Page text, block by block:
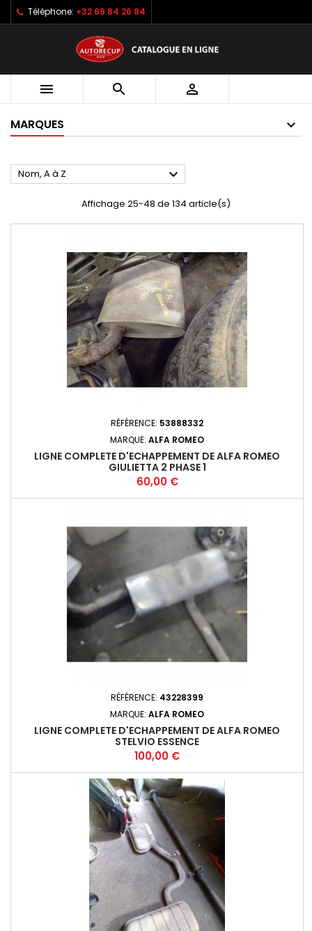
Téléphone: +32 69 84 26 84
  
MARQUES
Nom, A à Z 
Affichage 25-48 de 134 article(s)
RÉFÉRENCE: 53888332
MARQUE: ALFA ROMEO
LIGNE COMPLETE D'ECHAPPEMENT DE ALFA ROMEO
GIULIETTA 2 PHASE 1
Prix
60,00 €
RÉFÉRENCE: 43228399
MARQUE: ALFA ROMEO
LIGNE COMPLETE D'ECHAPPEMENT DE ALFA ROMEO
STELVIO ESSENCE
Prix
100,00 €